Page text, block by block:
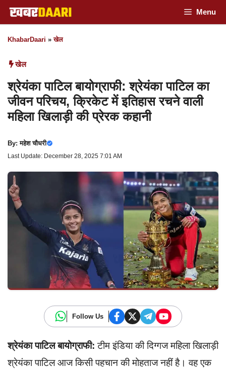
Skip
to
content
Menu
KhabarDaari »खेल
खेल
श्रेयंका पाटिल बायोग्राफी: श्रेयंका पाटिल का
जीवन परिचय, क्रिकेट में इतिहास रचने वाली
महिला खिलाड़ी की प्रेरक कहानी
By:महेश चौधरी
Last Update: December 28, 2025 7:01 AM
Follow Us
श्रेयंका पाटिल बायोग्राफी:टीम इंडिया की दिग्गज महिला खिलाड़ी
श्रेयंका पाटिल आज किसी पहचान की मोहताज नहीं है। वह एक